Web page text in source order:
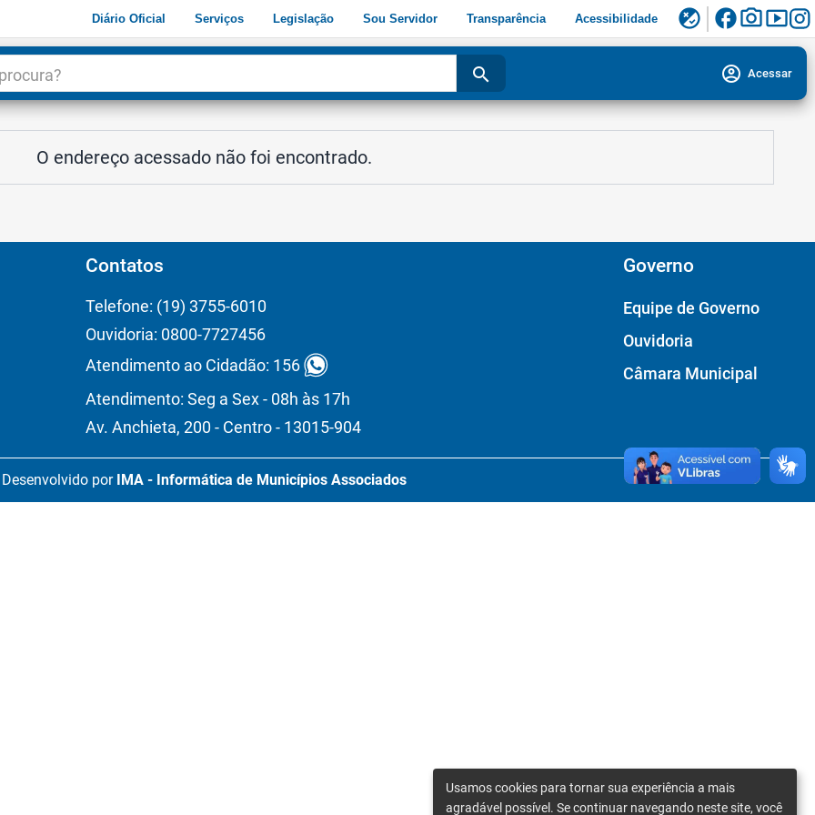
Diário Oficial Serviços Legislação Sou Servidor Transparência Acessibilidade flaky facebookphoto_camerasmart_display
search account_circle Acessar
O endereço acessado não foi encontrado.
Contatos
Telefone: (19) 3755-6010
Ouvidoria: 0800-7727456
Atendimento ao Cidadão: 156
Atendimento: Seg a Sex - 08h às 17h
Av. Anchieta, 200 - Centro - 13015-904
Governo
Equipe de Governo
Ouvidoria
Câmara Municipal
Desenvolvido por IMA - Informática de Municípios Associados
Usamos cookies para tornar sua experiência a mais
agradável possível. Se continuar navegando neste site, você